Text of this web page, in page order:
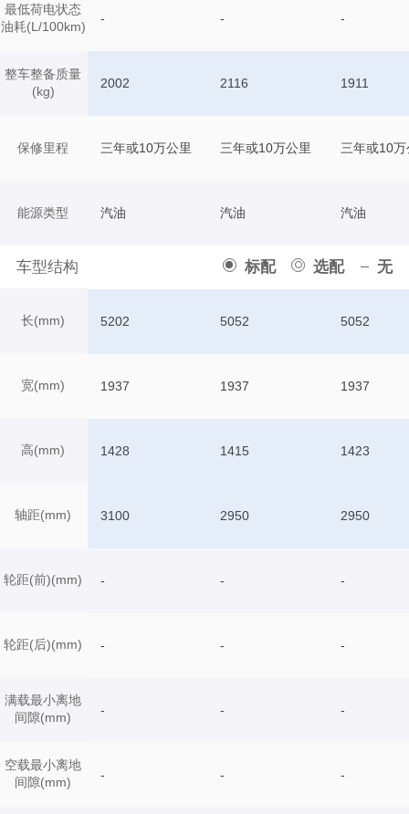
最低荷电状态
油耗(L/100km)
整车整备质量
(kg)
保修里程
能源类型
车型结构 标配 选配 无
长(mm)
宽(mm)
高(mm)
轴距(mm)
轮距(前)(mm)
轮距(后)(mm)
满载最小离地
间隙(mm)
空载最小离地
间隙(mm)
- - -
2002 2116 1911
三年或10万公里 三年或10万公里 三年或10万
汽油 汽油 汽油
5202 5052 5052
1937 1937 1937
1428 1415 1423
3100 2950 2950
- - -
- - -
- - -
- - -